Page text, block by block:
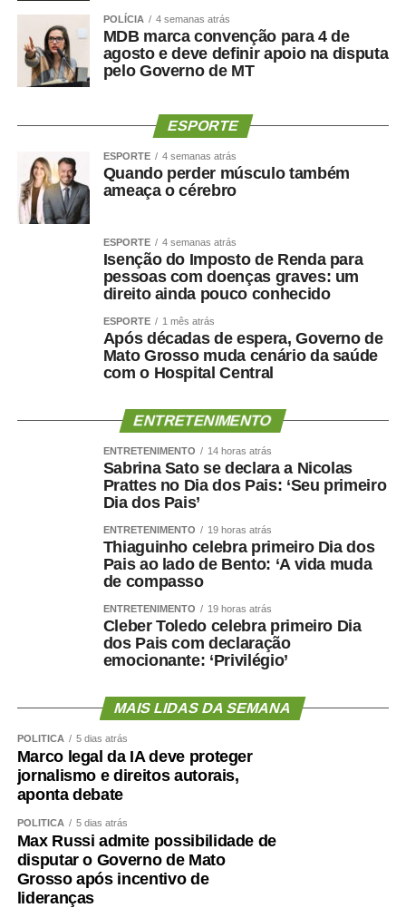
POLÍCIA 4 semanas atrás
MDB marca convenção para 4 de
agosto e deve definir apoio na disputa
pelo Governo de MT
ESPORTE
ESPORTE 4 semanas atrás
Quando perder músculo também
ameaça o cérebro
ESPORTE 4 semanas atrás
Isenção do Imposto de Renda para
pessoas com doenças graves: um
direito ainda pouco conhecido
ESPORTE 1 mês atrás
Após décadas de espera, Governo de
Mato Grosso muda cenário da saúde
com o Hospital Central
ENTRETENIMENTO
ENTRETENIMENTO 14 horas atrás
Sabrina Sato se declara a Nicolas
Prattes no Dia dos Pais: ‘Seu primeiro
Dia dos Pais’
ENTRETENIMENTO 19 horas atrás
Thiaguinho celebra primeiro Dia dos
Pais ao lado de Bento: ‘A vida muda
de compasso
ENTRETENIMENTO 19 horas atrás
Cleber Toledo celebra primeiro Dia
dos Pais com declaração
emocionante: ‘Privilégio’
MAIS LIDAS DA SEMANA
POLÍTICA 5 dias atrás
Marco legal da IA deve proteger
jornalismo e direitos autorais,
aponta debate
POLÍTICA 5 dias atrás
Max Russi admite possibilidade de
disputar o Governo de Mato
Grosso após incentivo de
lideranças